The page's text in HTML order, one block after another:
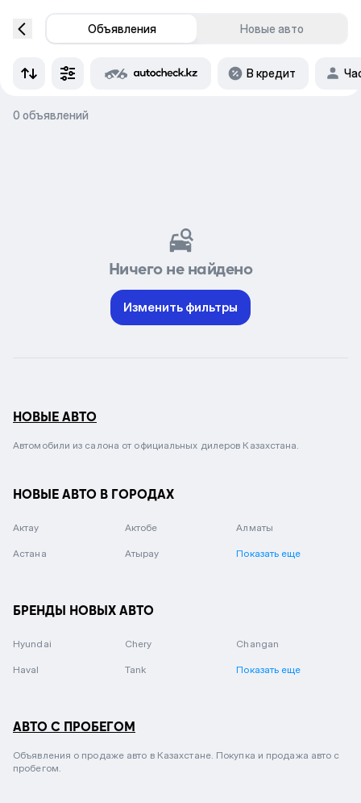
Объявления Новые авто
В кредит
0 объявлений
Ничего не найдено
Изменить фильтры
НОВЫЕ АВТО
Автомобили из салона от официальных дилеров Казахстана.
НОВЫЕ АВТО В ГОРОДАХ
Актау Актобе Алматы
Астана Атырау Показать еще
БРЕНДЫ НОВЫХ АВТО
Hyundai Chery Changan
Haval Tank Показать еще
АВТО С ПРОБЕГОМ
Объявления о продаже авто в Казахстане. Покупка и продажа авто с
пробегом.